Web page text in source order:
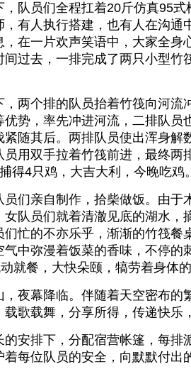
队员们全程扛着20斤仿真95式
有人执行搭建，也有人在沟通
，在一片欢声笑语中，大家全身
过去，一排完成了两只小型竹
两个排的队员抬着竹筏向河流
势，率先冲进河流，二排队员
随其后。两排队员使出浑身解
用双手拉着竹筏前进，最终两
得4只鸡，大吉大利，今晚吃鸡
员们亲自制作，拾柴做饭。由于
队员们就着清澈见底的湖水，
忙的不亦乐乎，渐渐的竹筏餐
气中弥漫着饭菜的香味，不停的
动就餐，大快朵颐，犒劳着身体
，夜幕降临。伴随着天空密布的
载歌载舞，分享所得，传递快乐
的安排下，分配宿营帐篷，每排
着每位队员的安全，向默默付出